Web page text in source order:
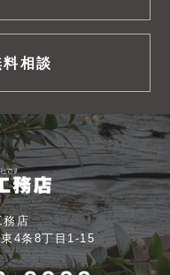
相談
務店
4条8丁目1-15